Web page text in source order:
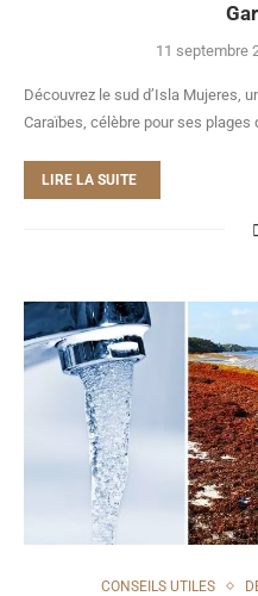
11 septembre
Découvrez le sud d’Isla Mujeres,
Caraïbes, célèbre pour ses plages
LIRE LA SUITE
CONSEILS UTILES